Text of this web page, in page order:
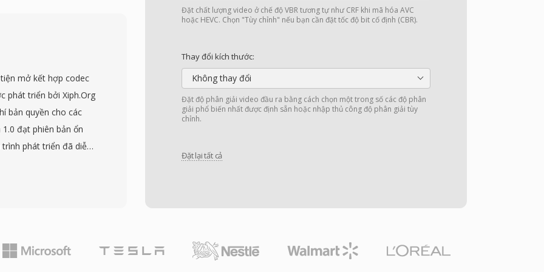
Đặt chất lượng video ở chế độ VBR tương tự như CRF khi mã hóa AVC
hoặc HEVC. Chọn "Tùy chỉnh" nếu bạn cần đặt tốc độ bit cố định (CBR).
Thay đổi kích thước:
Không thay đổi
Đặt độ phân giải video đầu ra bằng cách chọn một trong số các độ phân
giải phổ biến nhất được định sẵn hoặc nhập thủ công độ phân giải tùy
chỉnh.
Đặt lại tất cả
phương tiện lưu trữ
Information (PSI)
trình. Định dạng hỗ
dù thường mang
thanh AAC, AC-3
truyền hình kỹ thuật
chuẩn phát sóng
mở kết hợp codec
phát triển bởi Xiph.Org
bản quyền cho các
đạt phiên bản ổn
phát triển đã diễn
Technologies tặng.
tiếp cho ghép liền
tiện đồng bộ.